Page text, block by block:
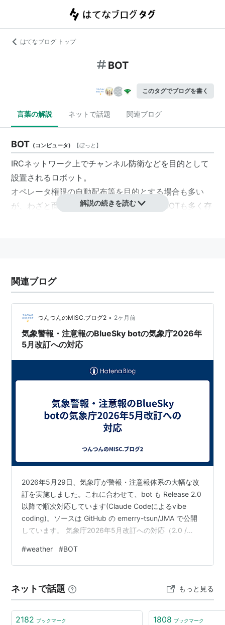
はてなブログ トップ
BOT
このタグでブログを書く
言葉の解説 ネットで話題 関連ブログ
BOT (コンピュータ) 【ぼっと 】
IRCネットワーク上でチャンネル防衛などを目的として
設置されるロボット。
オペレータ権限の自動配布等を目的とする場合も多い
が、わざと面白い反応をするネタのようなBOTも多く存
カウントなど、明らかに「中の人」が存在するもののこ
とまでbotと呼ばれることも多い。
BOT ゲーム ) 【ぼっと】
対戦型ネットワークゲームにて、コンピュータ（サーバ
人間のプレイヤーが操作する場合と違って、パターン化
習用などに主として用いられる。
解説の続きを読む
関連ブログ
つんつんのMISC.ブログ2 • 2ヶ月前
気象警報・注意報のBlueSky botの気象庁2026年
5月改訂への対応
2026年5月29日、気象庁が警報・注意報体系の大幅な改
訂を実施しました。これに合わせて、bot も Release 2.0
以降で順次対応しています(Claude Codeによるvibe
coding)。ソースは GitHub の emerry-tsun/JMA で公開
しています。 気象庁2026年5月改訂への対応（2.0 /
増えたことです。これまでは「注意報・警報・特別警
報」という区分でしたが、警報と特別警報の間に「危険
雨・高潮・土砂災害の危険警報を受け取って投稿できる
よう…
#weather #BOT
ネットで話題 もっと見る
2182 ブックマーク 1808 ブックマーク